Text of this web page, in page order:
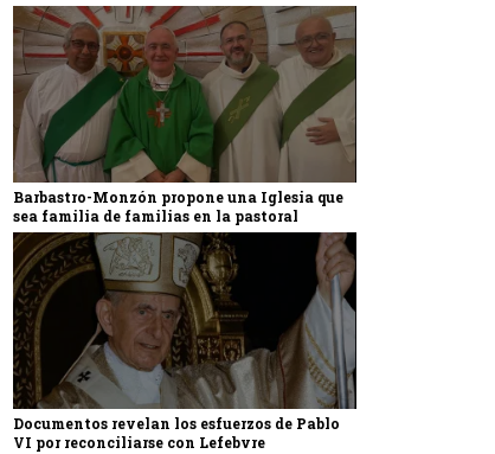
Barbastro-Monzón propone una Iglesia que
sea familia de familias en la pastoral
Documentos revelan los esfuerzos de Pablo
VI por reconciliarse con Lefebvre